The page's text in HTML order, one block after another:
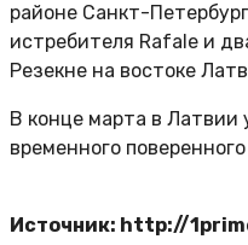
районе Санкт-
истребителя Rafale и
Резекне на востоке
В конце марта в Латвии
временного
Источник: http://